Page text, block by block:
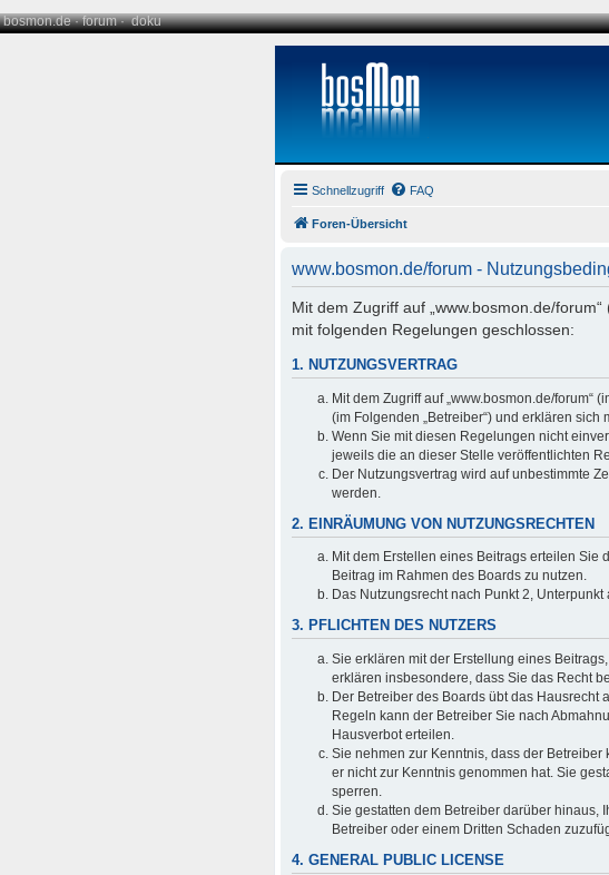
bosmon.de·forum·doku
Schnellzugriff FAQ
Foren-Übersicht
www.bosmon.de/forum -
Mit dem Zugriff auf „www.bosmon.de/
mit folgenden Regelungen geschlossen:
1. NUTZUNGSVERTRAG
Mit dem Zugriff auf „www.bosmon.de/forum“
(im Folgenden „Betreiber“) und erklären
Wenn Sie mit diesen Regelungen nicht
jeweils die an dieser Stelle veröffentlichten
Der Nutzungsvertrag wird auf unbestimmte
werden.
2. EINRÄUMUNG VON NUTZUNGSRECHTEN
Mit dem Erstellen eines Beitrags erteilen
Beitrag im Rahmen des Boards zu nutzen.
Das Nutzungsrecht nach Punkt 2,
3. PFLICHTEN DES NUTZERS
Sie erklären mit der Erstellung eines
erklären insbesondere, dass Sie das Recht
Der Betreiber des Boards übt das
Regeln kann der Betreiber Sie nach
Hausverbot erteilen.
Sie nehmen zur Kenntnis, dass der
er nicht zur Kenntnis genommen hat. Sie
sperren.
Sie gestatten dem Betreiber darüber hinaus,
Betreiber oder einem Dritten Schaden
4. GENERAL PUBLIC LICENSE